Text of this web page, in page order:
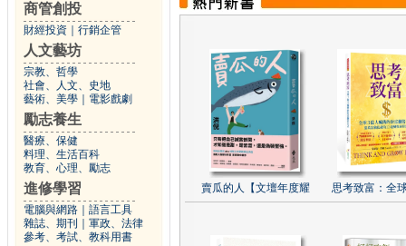
商管創投
財經投資 行銷企管
人文藝坊
宗教、哲學
社會、人文、史地
藝術、美學
電影戲劇
勵志養生
醫療、保健
料理、生活百科
教育、心理、勵志
進修學習
電腦與網路
語言工具
雜誌、期刊
軍政、法律
參考、考試、教科用書
賣瓜的人【文壇年度耀 思考致富：全